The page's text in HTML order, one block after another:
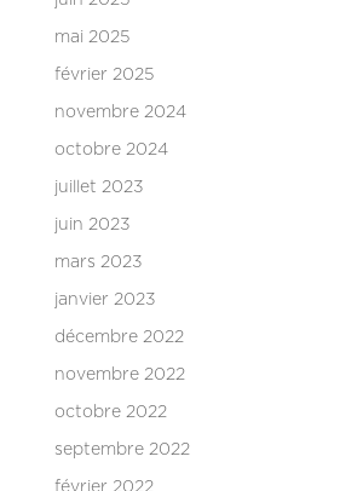
mai 2025
février 2025
novembre 2024
octobre 2024
juillet 2023
juin 2023
mars 2023
janvier 2023
décembre 2022
novembre 2022
octobre 2022
septembre 2022
février 2022